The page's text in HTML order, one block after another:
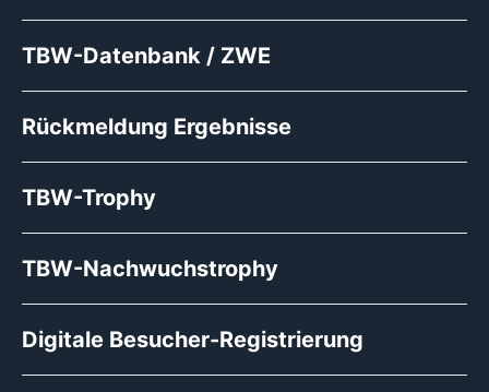
TBW-Datenbank / ZWE
Rückmeldung Ergebnisse
TBW-Trophy
TBW-Nachwuchstrophy
Digitale Besucher-Registrierung